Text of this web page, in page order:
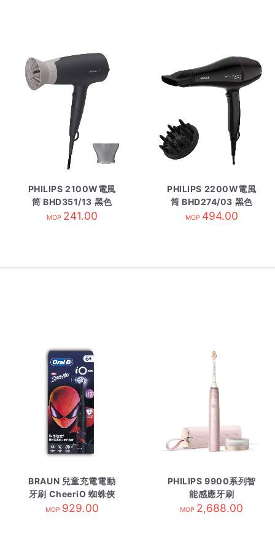
PHILIPS 2100W電風
筒 BHD351/13 黑色
MOP 241.00
PHILIPS 2200W電風
筒 BHD274/03 黑色
MOP 494.00
BRAUN 兒童充電電動
牙刷 CheeriO 蜘蛛俠
MOP 929.00
PHILIPS 9900系列智
能感應牙刷
HX9996/13 櫻花粉
MOP 2,688.00